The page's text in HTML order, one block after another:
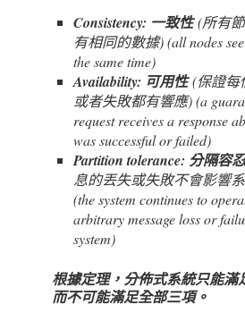
Consistency: 一致性(所有
有相同的數據) (all nodes
the same time)
Availability: 可用性(保證每
或者失敗都有響應) (a
request receives a response
was successful or failed)
Partition tolerance: 分隔容忍
息的丟失或失敗不會影響
(the system continues to
arbitrary message loss or
system)
根據定理，分佈式系統只能滿
而不可能滿足全部三項。